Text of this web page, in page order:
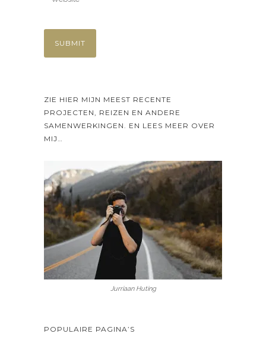
ZIE HIER MIJN MEEST RECENTE
PROJECTEN, REIZEN EN ANDERE
SAMENWERKINGEN. EN LEES MEER OVER
MIJ…
Jurriaan Huting
POPULAIRE PAGINA’S